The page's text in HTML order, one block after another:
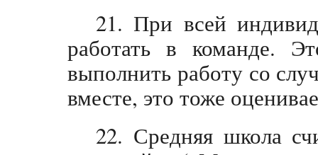
21. При всей
работать в команде.
выполнить работу со
вместе, это тоже
22. Средняя школа